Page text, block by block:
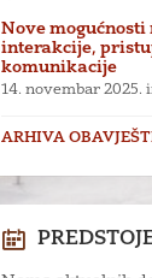
Nove mogućnosti
interakcije,
komunikacije
14. novembar 2025.
ARHIVA